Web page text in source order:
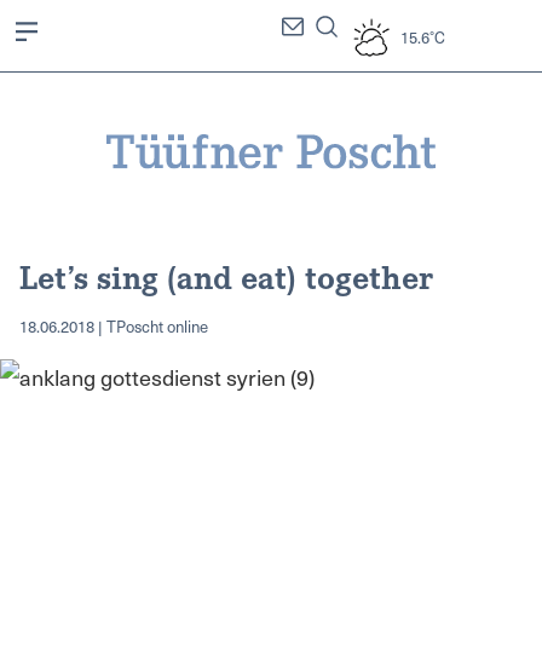
15.6°C
Let’s sing (and eat) together
18.06.2018 | TPoscht online